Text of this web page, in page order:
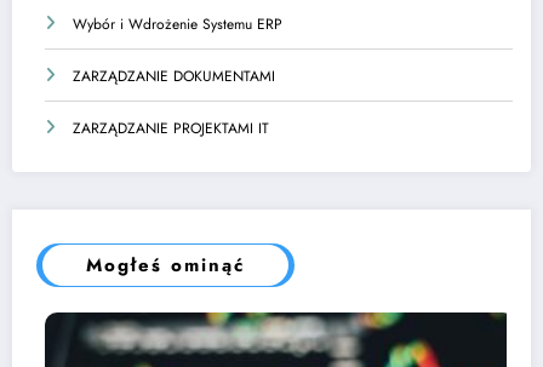
Wybór i Wdrożenie Systemu ERP
ZARZĄDZANIE DOKUMENTAMI
ZARZĄDZANIE PROJEKTAMI IT
Mogłeś ominąć